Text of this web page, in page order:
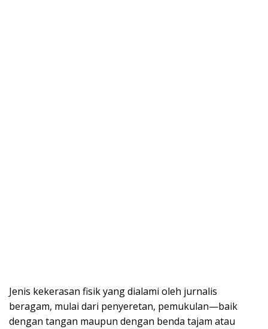
Jenis kekerasan fisik yang dialami oleh jurnalis
beragam, mulai dari penyeretan, pemukulan—baik
dengan tangan maupun dengan benda tajam atau